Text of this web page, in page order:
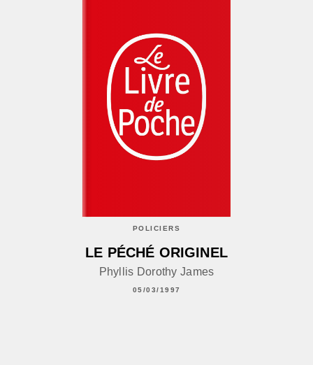
POLICIERS
LE PÉCHÉ ORIGINEL
Phyllis Dorothy James
05/03/1997